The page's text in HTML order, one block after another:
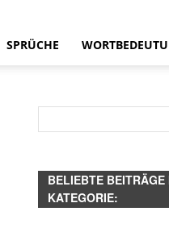
SPRÜCHE
BELIEBTE BEITRÄGE
KATEGORIE: